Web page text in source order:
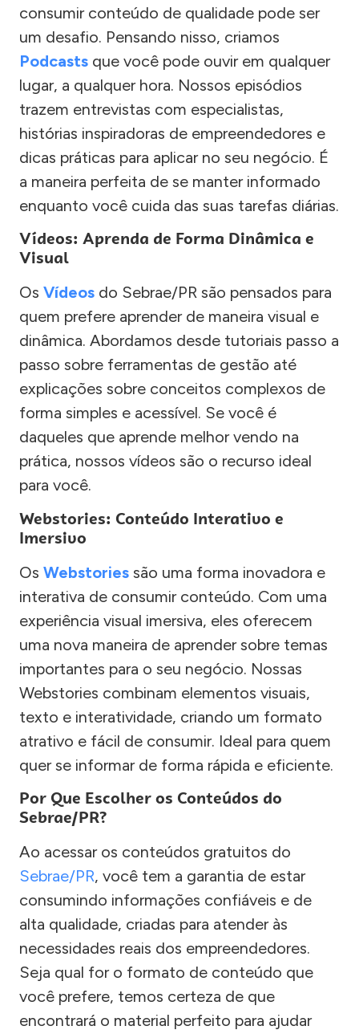
consumir conteúdo de qualidade pode ser
um desafio. Pensando nisso, criamos
Podcasts que você pode ouvir em qualquer
lugar, a qualquer hora. Nossos episódios
trazem entrevistas com especialistas,
histórias inspiradoras de empreendedores e
dicas práticas para aplicar no seu negócio. É
a maneira perfeita de se manter informado
enquanto você cuida das suas tarefas diárias.
Vídeos: Aprenda de Forma Dinâmica e
Visual
Os Vídeos do Sebrae/PR são pensados para
quem prefere aprender de maneira visual e
dinâmica. Abordamos desde tutoriais passo a
passo sobre ferramentas de gestão até
explicações sobre conceitos complexos de
forma simples e acessível. Se você é
daqueles que aprende melhor vendo na
prática, nossos vídeos são o recurso ideal
para você.
Webstories: Conteúdo Interativo e
Imersivo
Os Webstories são uma forma inovadora e
interativa de consumir conteúdo. Com uma
experiência visual imersiva, eles oferecem
uma nova maneira de aprender sobre temas
importantes para o seu negócio. Nossas
Webstories combinam elementos visuais,
texto e interatividade, criando um formato
atrativo e fácil de consumir. Ideal para quem
quer se informar de forma rápida e eficiente.
Por Que Escolher os Conteúdos do
Sebrae/PR?
Ao acessar os conteúdos gratuitos do
Sebrae/PR, você tem a garantia de estar
consumindo informações confiáveis e de
alta qualidade, criadas para atender às
necessidades reais dos empreendedores.
Seja qual for o formato de conteúdo que
você prefere, temos certeza de que
encontrará o material perfeito para ajudar